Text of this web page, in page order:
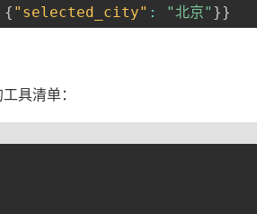
{ "selected_city" : "北京" }}
具清单：